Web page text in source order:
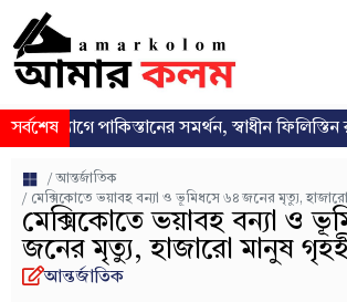
সর্বশেষ
পাকিস্তানের সমর্থন, স্বাধীন ফিলিস্তিন রাষ্ট্রের
/আন্তর্জাতিক
/ মেক্সিকোতে ভয়াবহ বন্যা ও ভূমিধসে ৬৪ জনের মৃত্যু,
মেক্সিকোতে ভয়াবহ বন্যা ও
জনের মৃত্যু, হাজারো মানুষ
আন্তর্জাতিক